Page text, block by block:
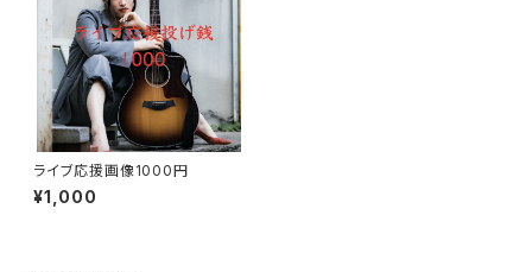
ライブ応援画像1000円
¥1,000